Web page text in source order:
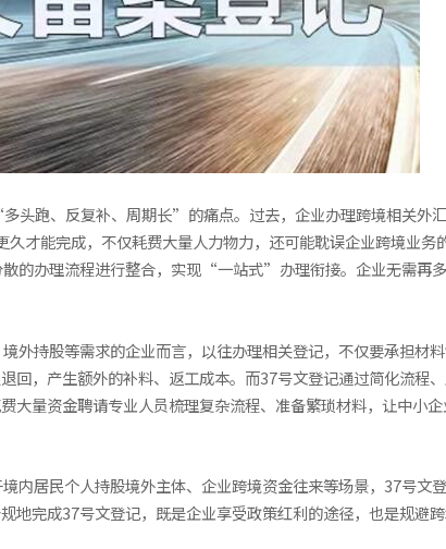
跑、反复补、周期长”的痛点。过去，企业办理跨境相关外汇
才能完成，不仅耗费大量人力物力，还可能耽误企业跨境业
的办理流程进行整合，实现“一站式”办理衔接。企业无需再
持股等需求的企业而言，以往办理相关登记，不仅要承担材
，产生额外的补料、返工成本。而37号文登记通过简化流程
大量资金聘请专业人员梳理复杂流程、准备繁琐材料，让中小
居民个人持股境外主体、企业跨境资金往来等场景，37号文
完成37号文登记，既是企业享受政策红利的途径，也是规避跨